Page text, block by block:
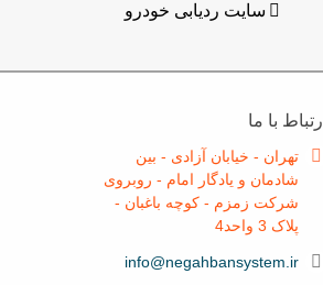
سایت ردیابی خودرو
ارتباط با ما
تهران - خیابان آزادی - بین
شادمان و یادگار امام - روبروی
شرکت زمزم - کوچه باغبان -
پلاک 3 واحد4
info@negahbansystem.ir